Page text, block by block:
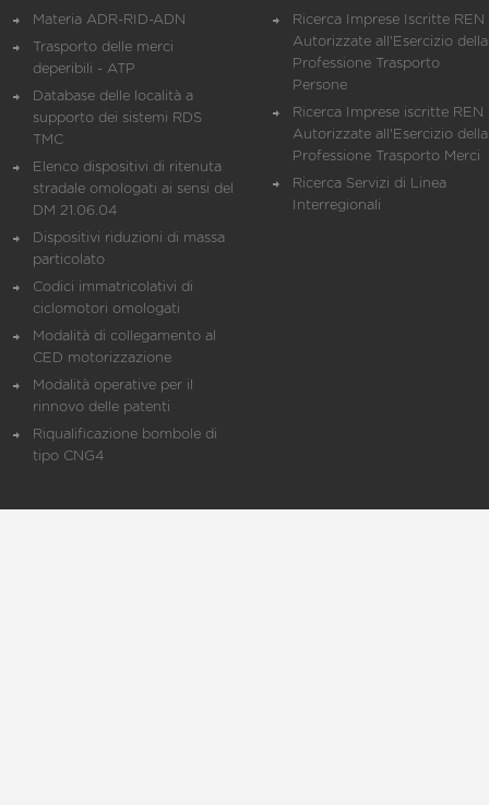
Materia ADR-RID-ADN
Trasporto delle merci
deperibili - ATP
Database delle località a
supporto dei sistemi RDS
TMC
Elenco dispositivi di ritenuta
stradale omologati ai sensi del
DM 21.06.04
Dispositivi riduzioni di massa
particolato
Codici immatricolativi di
ciclomotori omologati
Modalità di collegamento al
CED motorizzazione
Modalità operative per il
rinnovo delle patenti
Riqualificazione bombole di
tipo CNG4
Ricerca Imprese Iscritte REN
Autorizzate all'Esercizio della
Professione Trasporto
Persone
Ricerca Imprese iscritte REN
Autorizzate all'Esercizio della
Professione Trasporto Merci
Ricerca Servizi di Linea
Interregionali